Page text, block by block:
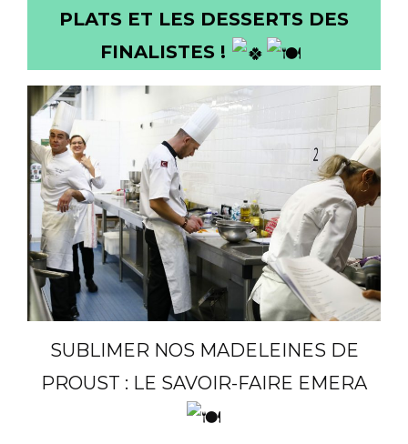
PLATS ET LES DESSERTS DES
FINALISTES !
SUBLIMER NOS MADELEINES DE
PROUST : LE SAVOIR-FAIRE EMERA